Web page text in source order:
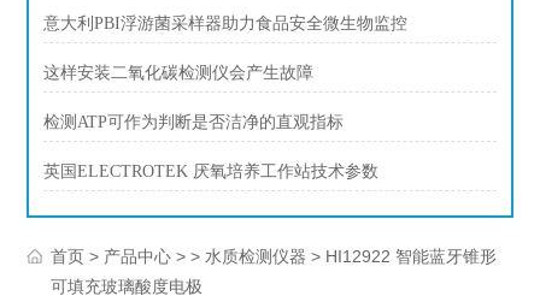
意大利PBI浮游菌采样器助力食品安全微生物监控
这样安装二氧化碳检测仪会产生故障
检测ATP可作为判断是否洁净的直观指标
英国ELECTROTEK 厌氧培养工作站技术参数
首页 > 产品中心 > > 水质检测仪器 > HI12922 智能蓝牙锥形
可填充玻璃酸度电极